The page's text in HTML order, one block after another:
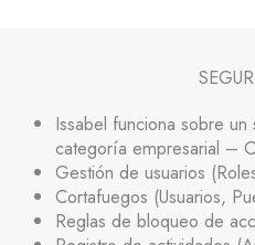
Issabel funciona sobre
categoría empresarial –
Gestión de usuarios
Cortafuegos (Usuarios,
Reglas de bloqueo de